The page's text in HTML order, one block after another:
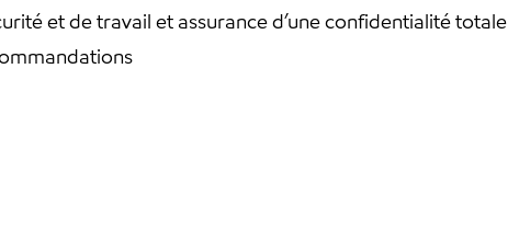
et de travail et assurance d’une confidentialité totale